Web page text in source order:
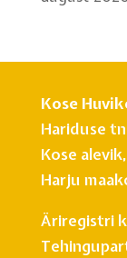
Kose
Hariduse
Kose
Harju
Äriregistri